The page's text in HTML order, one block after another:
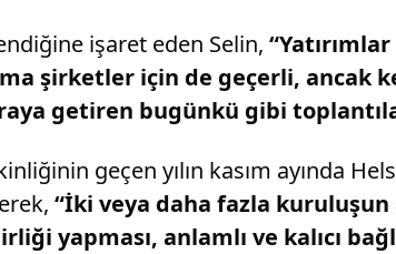
işaret eden Selin,
şirketler için de geçerli, ancak
getiren bugünkü gibi
geçen yılın kasım ayında
“İki veya daha fazla
yapması, anlamlı ve kalıcı